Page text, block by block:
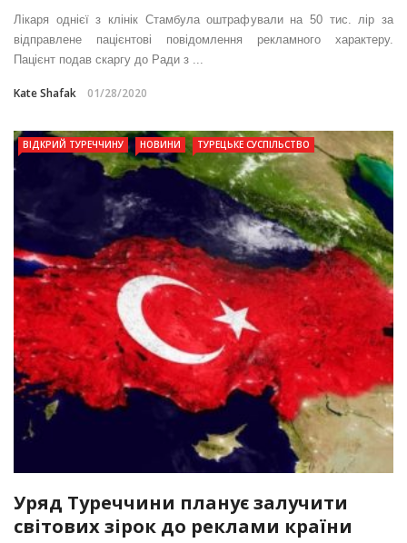
Лікаря однієї з клінік Стамбула оштрафували на 50 тис. лір за
відправлене пацієнтові повідомлення рекламного характеру.
Пацієнт подав скаргу до Ради з ...
Kate Shafak 01/28/2020
ВІДКРИЙ ТУРЕЧЧИНУ НОВИНИ ТУРЕЦЬКЕ СУСПІЛЬСТВО
Уряд Туреччини планує залучити
світових зірок до реклами країни